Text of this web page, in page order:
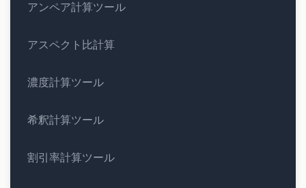
アンペア計算ツール
アスペクト比計算
濃度計算ツール
希釈計算ツール
割引率計算ツール